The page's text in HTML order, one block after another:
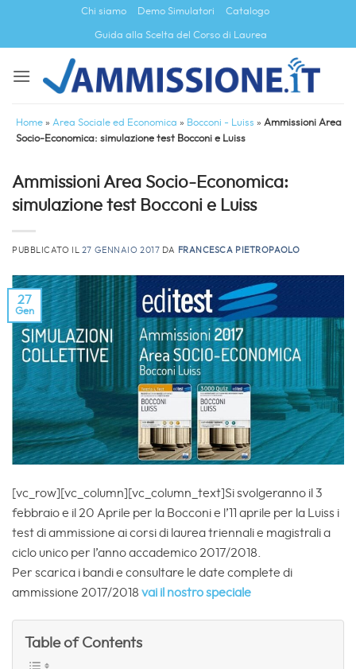
contenuti
Chi siamo Demo Simulatori Catalogo
Guida alla Scelta del Corso di Laurea
Home » Area Sociale ed Economica » Bocconi - Luiss » Ammissioni Area
Socio-Economica: simulazione test Bocconi e Luiss
Ammissioni Area Socio-Economica:
simulazione test Bocconi e Luiss
PUBBLICATO IL 27 GENNAIO 2017 DA FRANCESCA PIETROPAOLO
27
Gen
[vc_row][vc_column][vc_column_text]Si svolgeranno il 3
febbraio e il 20 Aprile per la Bocconi e l’11 aprile per la Luiss i
test di ammissione ai corsi di laurea triennali e magistrali a
ciclo unico per l’anno accademico 2017/2018.
Per scarica i bandi e consultare le date complete di
ammissione 2017/2018 vai il nostro speciale
Table of Contents